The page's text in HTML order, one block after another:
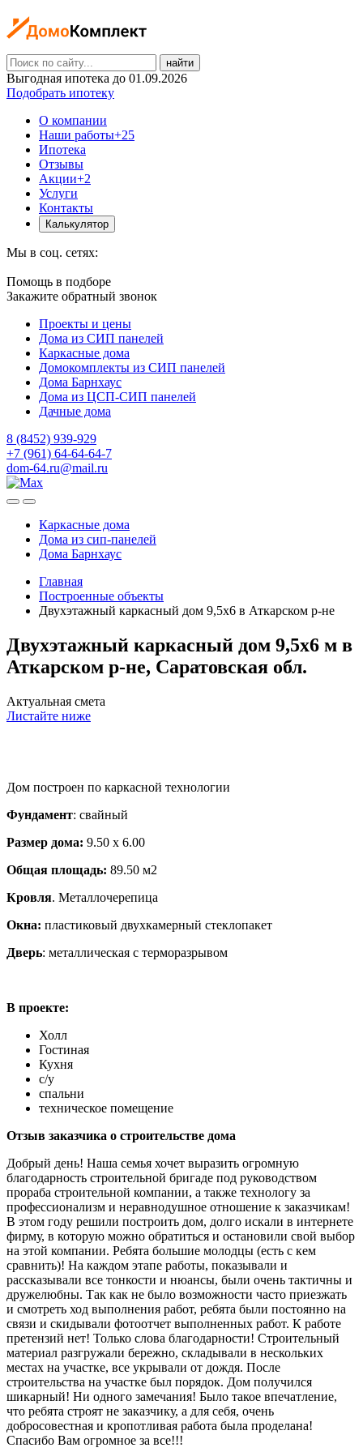
найти
Выгодная ипотека до 01.09.2026
Подобрать ипотеку
О компании
Наши работы+25
Ипотека
Отзывы
Акции+2
Услуги
Контакты
Калькулятор
Мы в соц. сетях:
Помощь в подборе
Закажите обратный звонок
Проекты и цены
Дома из СИП панелей
Каркасные дома
Домокомплекты из СИП панелей
Дома Барнхаус
Дома из ЦСП-СИП панелей
Дачные дома
8 (8452) 939-929
+7 (961) 64-64-64-7
dom-64.ru@mail.ru
Каркасные дома
Дома из сип-панелей
Дома Барнхаус
Главная
Построенные объекты
Двухэтажный каркасный дом 9,5х6 в Аткарском р-не
Двухэтажный каркасный дом 9,5х6 м в
Аткарском р-не, Саратовская обл.
Актуальная смета
Листайте ниже
Дом построен по каркасной технологии
Фундамент: свайный
Размер дома: 9.50 х 6.00
Общая площадь: 89.50 м2
Кровля. Металлочерепица
Окна: пластиковый двухкамерный стеклопакет
Дверь: металлическая с терморазрывом
В проекте:
Холл
Гостиная
Кухня
с/у
спальни
техническое помещение
Отзыв заказчика о строительстве дома
Добрый день! Наша семья хочет выразить огромную
благодарность строительной бригаде под руководством
прораба строительной компании, а также технологу за
профессионализм и неравнодушное отношение к заказчикам!
В этом году решили построить дом, долго искали в интернете
фирму, в которую можно обратиться и остановили свой выбор
на этой компании. Ребята большие молодцы (есть с кем
сравнить)! На каждом этапе работы, показывали и
рассказывали все тонкости и нюансы, были очень тактичны и
дружелюбны. Так как не было возможности часто приезжать
и смотреть ход выполнения работ, ребята были постоянно на
связи и скидывали фотоотчет выполненных работ. К работе
претензий нет! Только слова благодарности! Строительный
материал разгружали бережно, складывали в нескольких
местах на участке, все укрывали от дождя. После
строительства на участке был порядок. Дом получился
шикарный! Ни одного замечания! Было такое впечатление,
что ребята строят не заказчику, а для себя, очень
добросовестная и кропотливая работа была проделана!
Спасибо Вам огромное за все!!!